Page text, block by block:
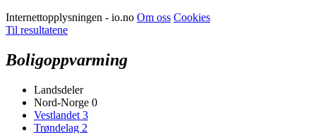
Internettopplysningen - io.no Om oss Cookies
Til resultatene
Boligoppvarming
Landsdeler
Nord-Norge 0
Vestlandet 3
Trøndelag 2